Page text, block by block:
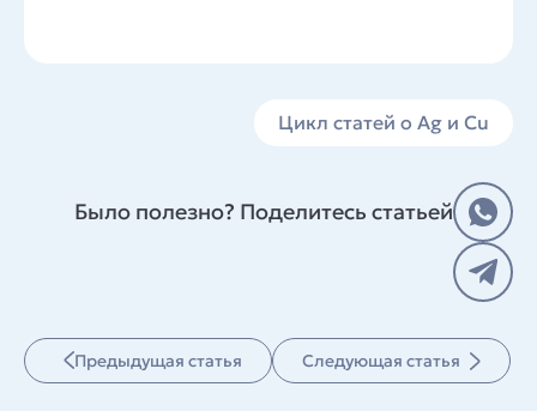
Цикл статей о Ag и Cu
Было полезно? Поделитесь статьей
Предыдущая статья Следующая статья